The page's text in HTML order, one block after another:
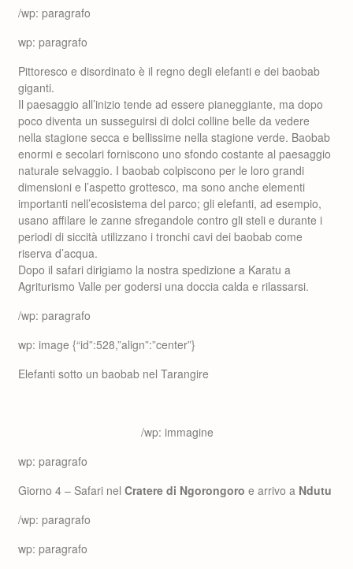
/wp: paragrafo
wp: paragrafo
Pittoresco e disordinato è il regno degli elefanti e dei baobab
giganti.
Il paesaggio all’inizio tende ad essere pianeggiante, ma dopo
poco diventa un susseguirsi di dolci colline belle da vedere
nella stagione secca e bellissime nella stagione verde. Baobab
enormi e secolari forniscono uno sfondo costante al paesaggio
naturale selvaggio. I baobab colpiscono per le loro grandi
dimensioni e l’aspetto grottesco, ma sono anche elementi
importanti nell’ecosistema del parco; gli elefanti, ad esempio,
usano affilare le zanne sfregandole contro gli steli e durante i
periodi di siccità utilizzano i tronchi cavi dei baobab come
riserva d’acqua.
Dopo il safari dirigiamo la nostra spedizione a Karatu a
Agriturismo Valle per godersi una doccia calda e rilassarsi.
/wp: paragrafo
wp: image {“id”:528,”align”:”center”}
Elefanti sotto un baobab nel Tarangire
/wp: immagine
wp: paragrafo
Giorno 4 – Safari nel Cratere di Ngorongoro e arrivo a Ndutu
/wp: paragrafo
wp: paragrafo